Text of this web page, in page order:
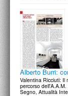
Alberto Burri:
Valentina Ricciuti: Il
percorso
Segno, Attualità